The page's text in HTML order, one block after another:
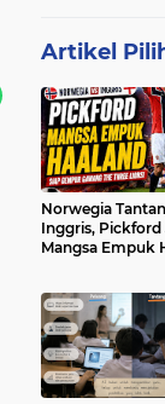
Artikel
Norwegia
Inggris, Pickford
Mangsa Empuk